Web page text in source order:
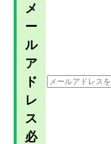
メ
ー
ル
ア
ド
レ
ス
必